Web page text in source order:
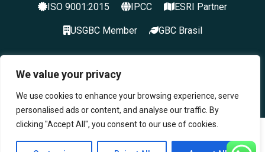
We value your privacy
We use cookies to enhance your browsing experience, serve
personalised ads or content, and analyse our traffic. By
clicking "Accept All", you consent to our use of cookies.
ISO 9001:2015 IPCC ESRI Partner
USGBC Member GBC Brasil